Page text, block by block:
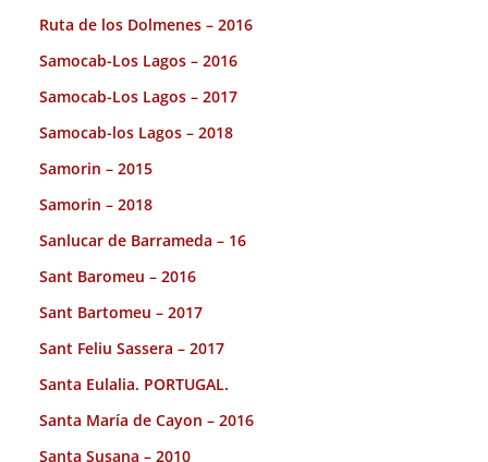
Ruta de los Dolmenes – 2016
Samocab-Los Lagos – 2016
Samocab-Los Lagos – 2017
Samocab-los Lagos – 2018
Samorin – 2015
Samorin – 2018
Sanlucar de Barrameda – 16
Sant Baromeu – 2016
Sant Bartomeu – 2017
Sant Feliu Sassera – 2017
Santa Eulalia. PORTUGAL.
Santa María de Cayon – 2016
Santa Susana – 2010